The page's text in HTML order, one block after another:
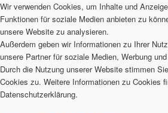
Wir verwenden Cookies, um Inhalte und
Funktionen für soziale Medien anbieten zu
unsere Website zu analysieren.
Außerdem geben wir Informationen zu Ihrer
unsere Partner für soziale Medien, Werbung
Durch die Nutzung unserer Website stimmen
Cookies zu. Weitere Informationen zu Cookies
Datenschutzerklärung.